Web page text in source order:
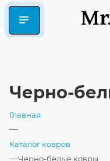
Черно-
Главная
—
Каталог ковров
—Черно-белые ковры